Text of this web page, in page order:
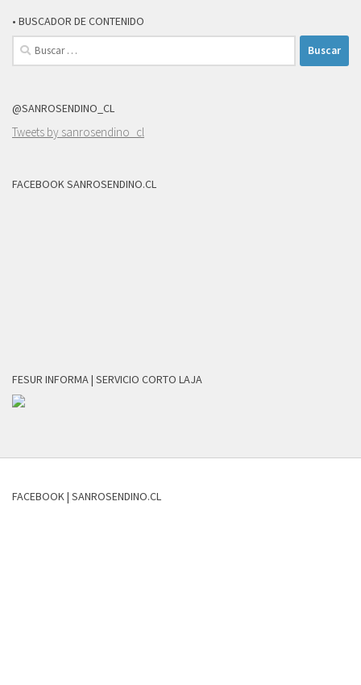
• BUSCADOR DE CONTENIDO
Buscar:
@SANROSENDINO_CL
Tweets by sanrosendino_cl
FACEBOOK SANROSENDINO.CL
FESUR INFORMA | SERVICIO CORTO LAJA
FACEBOOK | SANROSENDINO.CL